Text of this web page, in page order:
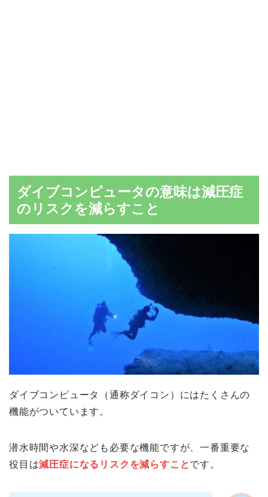
ダイブコンピュータの意味は減圧症
のリスクを減らすこと
ダイブコンピュータ（通称ダイコン）にはたくさんの
機能がついています。
潜水時間や水深なども必要な機能ですが、一番重要な
役目は減圧症になるリスクを減らすことです。